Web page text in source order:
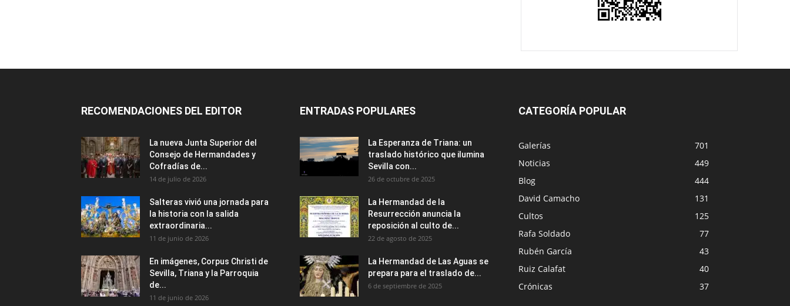
RECOMENDACIONES DEL EDITOR
La nueva Junta Superior del
Consejo de Hermandades y
Cofradías de...
14 de julio de 2026
Salteras vivió una jornada para
la historia con la salida
extraordinaria...
11 de junio de 2026
En imágenes, Corpus Christi de
Sevilla, Triana y la Parroquia
de...
11 de junio de 2026
ENTRADAS POPULARES
La Esperanza de Triana: un
traslado histórico que ilumina
Sevilla con...
26 de octubre de 2025
La Hermandad de la
Resurrección anuncia la
reposición al culto de...
22 de agosto de 2025
La Hermandad de Las Aguas se
prepara para el traslado de...
6 de septiembre de 2025
CATEGORÍA POPULAR
Galerías
701
Noticias
449
Blog
444
David Camacho
131
Cultos
125
Rafa Soldado
77
Rubén García
43
Ruiz Calafat
40
Crónicas
37